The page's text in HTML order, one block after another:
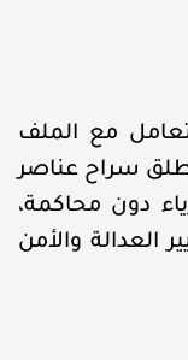
مع الملف
سراح عناصر
دون محاكمة،
العدالة والأمن